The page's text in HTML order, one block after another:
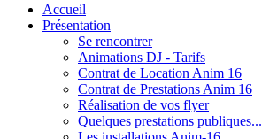
Accueil
Présentation
Se rencontrer
Animations DJ - Tarifs
Contrat de Location Anim 16
Contrat de Prestations Anim 16
Réalisation de vos flyer
Quelques prestations publiques...